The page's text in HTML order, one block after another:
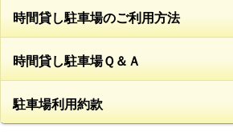
時間貸し駐車場のご利用方法
時間貸し駐車場Ｑ＆Ａ
駐車場利用約款